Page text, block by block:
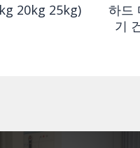
20kg 25kg)
하드
기